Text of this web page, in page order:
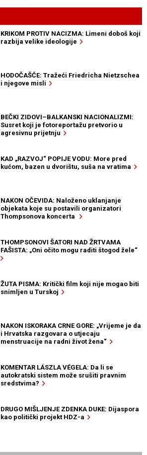
KRIKOM PROTIV NACIZMA: Limeni doboš koji
razbija velike ideologije
HODOČAŠĆE: Tražeći Friedricha Nietzschea
i njegove misli
BEČKI ZIDOVI–BALKANSKI NACIONALIZMI:
Susret koji je fotoreportažu pretvorio u
agresivnu prijetnju
KAD „RAZVOJ“ POPIJE VODU: More pred
kućom, bazen u dvorištu, suša na vratima
NAKON OČEVIDA: Naloženo uklanjanje
objekata koje su postavili organizatori
Thompsonova koncerta
THOMPSONOVI ŠATORI NAD ŽRTVAMA
FAŠISTA: „Oni očito mogu raditi štogod žele“
ŽUTA PISMA: Kritički film koji nije mogao biti
snimljen u Turskoj
NAKON ISKORAKA CRNE GORE: „Vrijeme je da
i Hrvatska razgovara o utjecaju
menstruacije na radni život žena“
KOMENTAR LÁSZLA VÉGELA: Da li se
autokratski sistem može srušiti pravnim
sredstvima?
DRUGO MIŠLJENJE ZDENKA DUKE: Dijaspora
kao politički projekt HDZ-a